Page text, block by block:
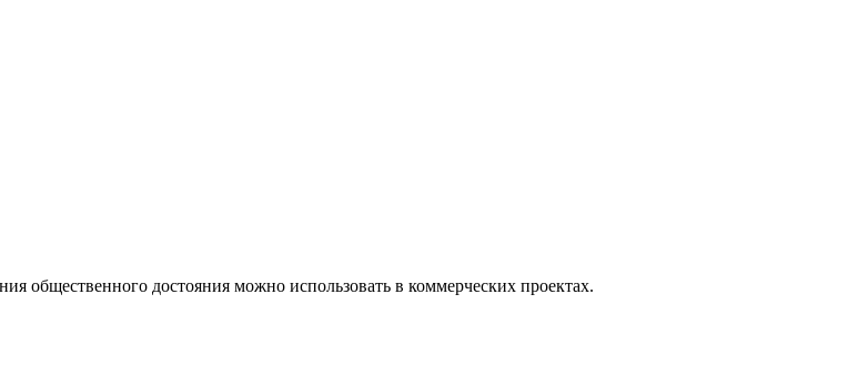
общественного достояния можно использовать в коммерческих проектах.